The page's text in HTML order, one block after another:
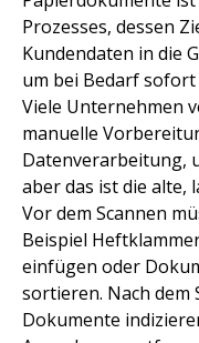
Prozesses, dessen
Kundendaten in die
um bei Bedarf
Viele Unternehmen
manuelle
Datenverarbeitung,
aber das ist die alte,
Vor dem Scannen
Beispiel
einfügen oder
sortieren. Nach dem
Dokumente